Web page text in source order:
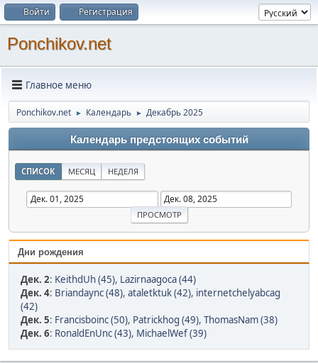
Войти Регистрация
Ponchikov.net
Главное меню
Ponchikov.net ► Календарь ► Декабрь 2025
Календарь предстоящих событий
СПИСОК МЕСЯЦ НЕДЕЛЯ
Дни рождения
Дек. 2: KeithdUh (45), Lazirnaagoca (44)
Дек. 4: Briandaync (48), ataletktuk (42), internetchelyabcag
(42)
Дек. 5: Francisboinc (50), Patrickhog (49), ThomasNam (38)
Дек. 6: RonaldEnUnc (43), MichaelWef (39)